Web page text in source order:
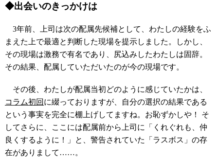
◆出会いのきっかけは
3年前、上司は次の配属先候補として、わたしの経験をふ
まえた上で最適と判断した現場を提示しました。しかし、
その現場は激務で有名であり、尻込みしたわたしは固辞。
その結果、配属していただいたのが今の現場です。
その後、わたしが配属当初どのように感じていたかは、
コラム初回 に綴っておりますが、自分の選択の結果である
という事実を完全に棚上げしてますね。お恥ずかしや！ そ
してさらに、ここには配属前から上司に「くれぐれも、仲
良くするように！」と、警告されていた「ラスボス」の存
在がありまして……。